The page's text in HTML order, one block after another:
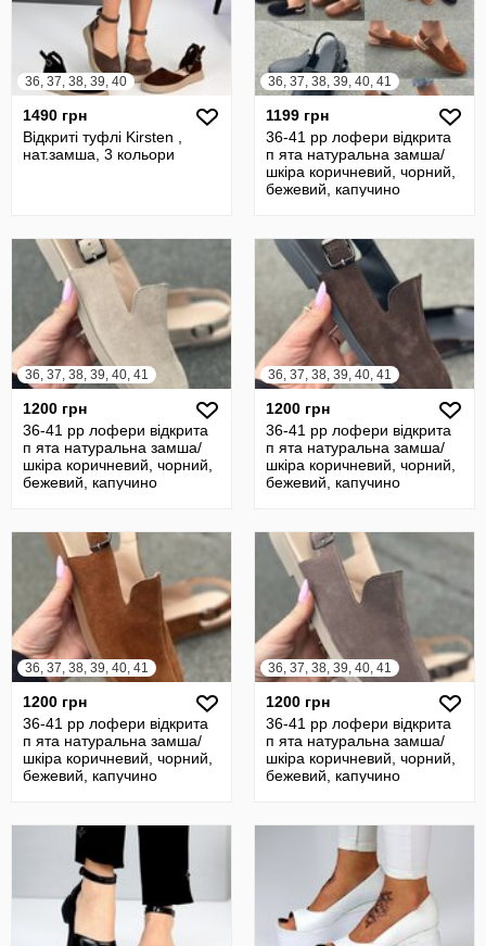
36, 37, 38, 39, 40
1490 грн
Відкриті туфлі Kirsten ,
нат.замша, 3 кольори
36, 37, 38, 39, 40, 41
1199 грн
36-41 рр лофери відкрита
п ята натуральна замша/
шкіра коричневий, чорний,
бежевий, капучино
36, 37, 38, 39, 40, 41
1200 грн
36-41 рр лофери відкрита
п ята натуральна замша/
шкіра коричневий, чорний,
бежевий, капучино
36, 37, 38, 39, 40, 41
1200 грн
36-41 рр лофери відкрита
п ята натуральна замша/
шкіра коричневий, чорний,
бежевий, капучино
36, 37, 38, 39, 40, 41
1200 грн
36-41 рр лофери відкрита
п ята натуральна замша/
шкіра коричневий, чорний,
бежевий, капучино
36, 37, 38, 39, 40, 41
1200 грн
36-41 рр лофери відкрита
п ята натуральна замша/
шкіра коричневий, чорний,
бежевий, капучино